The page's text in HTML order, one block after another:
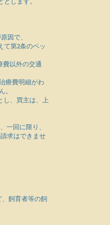
因で、
て第2条のペッ
費以外の交通
療費明細がわ
。
し、買主は、上
一回に限り、
求はできませ
飼育者等の飼